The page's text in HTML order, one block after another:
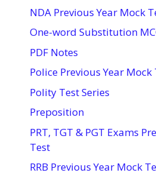
NDA Previous Year Mock
One-word Substitution
PDF Notes
Police Previous Year Mock
Polity Test Series
Preposition
PRT, TGT & PGT Exams
Test
RRB Previous Year Mock